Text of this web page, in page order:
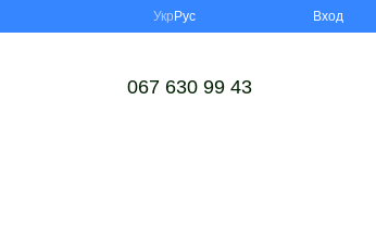
Укр Рус Вход
067 630 99 43